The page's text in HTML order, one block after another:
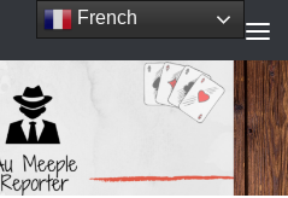
French